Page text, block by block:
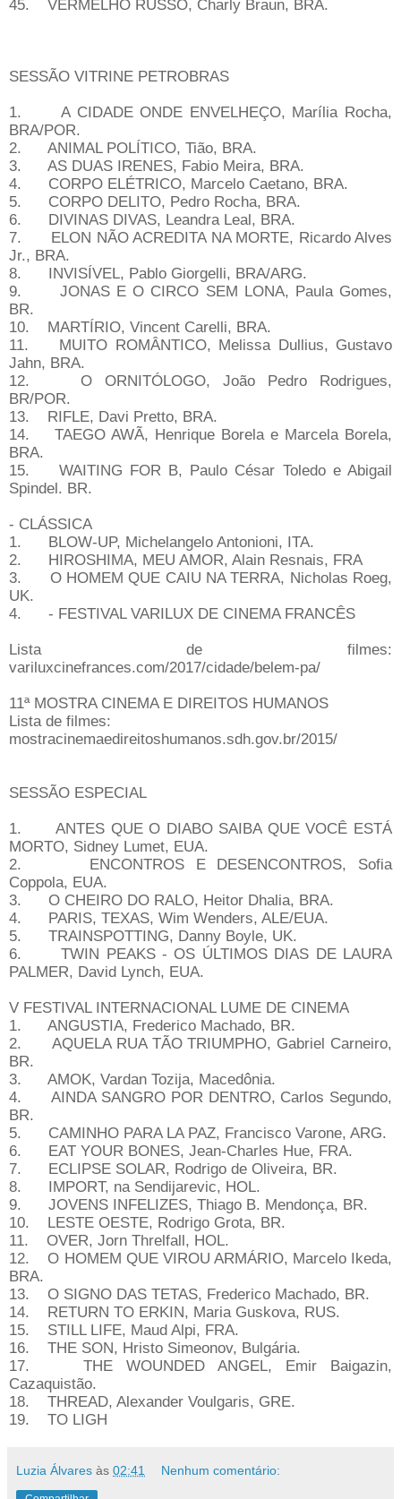
45. VERMELHO RUSSO, Charly Braun, BRA.
SESSÃO VITRINE PETROBRAS
1. A CIDADE ONDE ENVELHEÇO, Marília Rocha,
BRA/POR.
2. ANIMAL POLÍTICO, Tião, BRA.
3. AS DUAS IRENES, Fabio Meira, BRA.
4. CORPO ELÉTRICO, Marcelo Caetano, BRA.
5. CORPO DELITO, Pedro Rocha, BRA.
6. DIVINAS DIVAS, Leandra Leal, BRA.
7. ELON NÃO ACREDITA NA MORTE, Ricardo Alves
Jr., BRA.
8. INVISÍVEL, Pablo Giorgelli, BRA/ARG.
9. JONAS E O CIRCO SEM LONA, Paula Gomes,
BR.
10. MARTÍRIO, Vincent Carelli, BRA.
11. MUITO ROMÂNTICO, Melissa Dullius, Gustavo
Jahn, BRA.
12. O ORNITÓLOGO, João Pedro Rodrigues,
BR/POR.
13. RIFLE, Davi Pretto, BRA.
14. TAEGO AWÃ, Henrique Borela e Marcela Borela,
BRA.
15. WAITING FOR B, Paulo César Toledo e Abigail
Spindel. BR.
- CLÁSSICA
1. BLOW-UP, Michelangelo Antonioni, ITA.
2. HIROSHIMA, MEU AMOR, Alain Resnais, FRA
3. O HOMEM QUE CAIU NA TERRA, Nicholas Roeg,
UK.
4. - FESTIVAL VARILUX DE CINEMA FRANCÊS
Lista de filmes:
variluxcinefrances.com/2017/cidade/belem-pa/
11ª MOSTRA CINEMA E DIREITOS HUMANOS
Lista de filmes:
mostracinemaedireitoshumanos.sdh.gov.br/2015/
SESSÃO ESPECIAL
1. ANTES QUE O DIABO SAIBA QUE VOCÊ ESTÁ
MORTO, Sidney Lumet, EUA.
2. ENCONTROS E DESENCONTROS, Sofia
Coppola, EUA.
3. O CHEIRO DO RALO, Heitor Dhalia, BRA.
4. PARIS, TEXAS, Wim Wenders, ALE/EUA.
5. TRAINSPOTTING, Danny Boyle, UK.
6. TWIN PEAKS - OS ÚLTIMOS DIAS DE LAURA
PALMER, David Lynch, EUA.
V FESTIVAL INTERNACIONAL LUME DE CINEMA
1. ANGUSTIA, Frederico Machado, BR.
2. AQUELA RUA TÃO TRIUMPHO, Gabriel Carneiro,
BR.
3. AMOK, Vardan Tozija, Macedônia.
4. AINDA SANGRO POR DENTRO, Carlos Segundo,
BR.
5. CAMINHO PARA LA PAZ, Francisco Varone, ARG.
6. EAT YOUR BONES, Jean-Charles Hue, FRA.
7. ECLIPSE SOLAR, Rodrigo de Oliveira, BR.
8. IMPORT, na Sendijarevic, HOL.
9. JOVENS INFELIZES, Thiago B. Mendonça, BR.
10. LESTE OESTE, Rodrigo Grota, BR.
11. OVER, Jorn Threlfall, HOL.
12. O HOMEM QUE VIROU ARMÁRIO, Marcelo Ikeda,
BRA.
13. O SIGNO DAS TETAS, Frederico Machado, BR.
14. RETURN TO ERKIN, Maria Guskova, RUS.
15. STILL LIFE, Maud Alpi, FRA.
16. THE SON, Hristo Simeonov, Bulgária.
17. THE WOUNDED ANGEL, Emir Baigazin,
Cazaquistão.
18. THREAD, Alexander Voulgaris, GRE.
19. TO LIGH
Luzia Álvares às 02:41 Nenhum comentário: